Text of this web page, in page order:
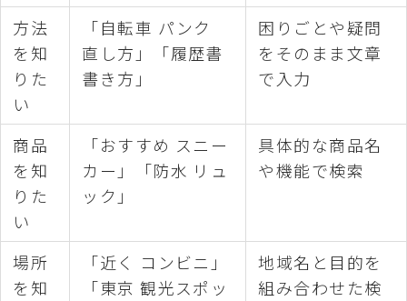
方法
を知
りた
い
「自転車 パンク
直し方」「履歴書
書き方」
困りごとや疑問
をそのまま文章
で入力
商品
を知
りた
い
「おすすめ スニー
カー」「防水 リュ
ック」
具体的な商品名
や機能で検索
場所
を知
「近く コンビニ」
「東京 観光スポッ
地域名と目的を
組み合わせた検